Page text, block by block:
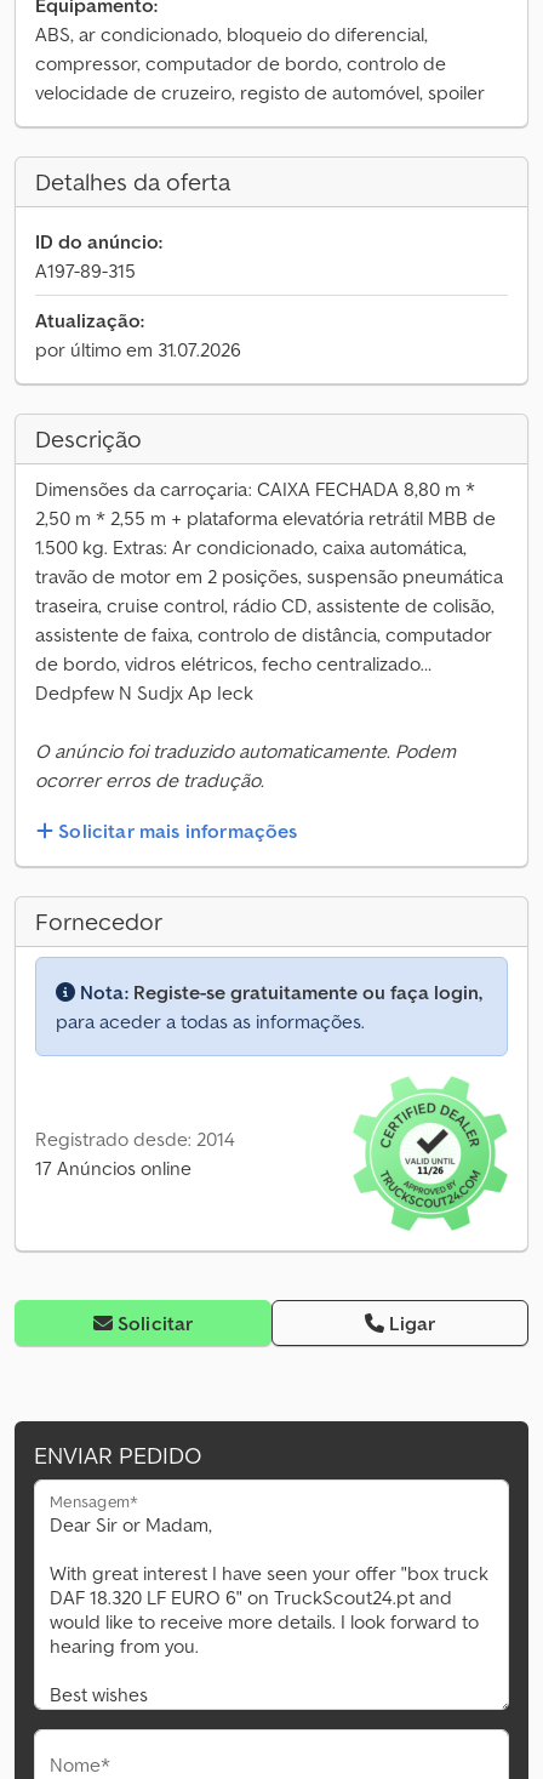
Equipamento:
ABS, ar condicionado, bloqueio do diferencial,
compressor, computador de bordo, controlo de
velocidade de cruzeiro, registo de automóvel, spoiler
Detalhes da oferta
ID do anúncio:
A197-89-315
Atualização:
por último em 31.07.2026
Descrição
Dimensões da carroçaria: CAIXA FECHADA 8,80 m *
2,50 m * 2,55 m + plataforma elevatória retrátil MBB de
1.500 kg. Extras: Ar condicionado, caixa automática,
travão de motor em 2 posições, suspensão pneumática
traseira, cruise control, rádio CD, assistente de colisão,
assistente de faixa, controlo de distância, computador
de bordo, vidros elétricos, fecho centralizado…
Dedpfew N Sudjx Ap Ieck
O anúncio foi traduzido automaticamente. Podem
ocorrer erros de tradução.
Solicitar mais informações
Fornecedor
Nota: Registe-se gratuitamente ou faça login,
para aceder a todas as informações.
Registrado desde: 2014
17 Anúncios online
Solicitar Ligar
ENVIAR PEDIDO
Mensagem*
Nome*